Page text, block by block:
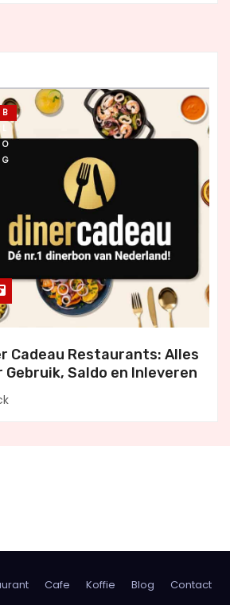
B
L
O
G
Cadeau Restaurants: Alles
Gebruik, Saldo en Inleveren
Cafe Koffie Blog Contact